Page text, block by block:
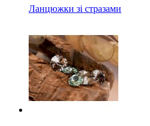
Ланцюжки зі стразами